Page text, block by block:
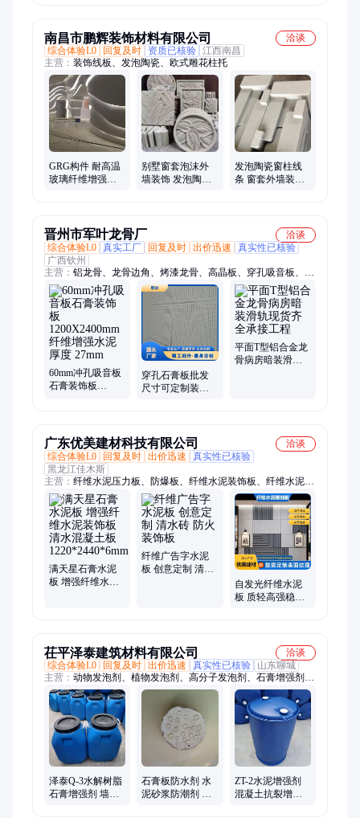
南昌市鹏辉装饰材料有限公司
洽谈
综合体验L0
回复及时 资质已核验 江西南昌
主营： 装饰线板、发泡陶瓷、欧式雕花柱托
GRG构件 耐高温
玻璃纤维增强石
别墅窗套泡沫外
墙装饰 发泡陶瓷
发泡陶瓷窗柱线
条 窗套外墙装饰
晋州市军叶龙骨厂
洽谈
综合体验L0 真实工厂 回复及时 出价迅速
真实性已核验
广西钦州
主营： 铝龙骨、龙骨边角、烤漆龙骨、高晶板、穿孔吸音板、矿
棉板、合金铝压条、医院转角轨道
60mm冲孔吸音板
石膏装饰板
穿孔石膏板批发
尺寸可定制装饰
平面T型铝合金龙
骨病房暗装滑轨
广东优美建材科技有限公司
洽谈
综合体验L0
回复及时 出价迅速
真实性已核验
黑龙江佳木斯
主营： 纤维水泥压力板、防爆板、纤维水泥装饰板、纤维水泥
板、硅酸钙板、楼板、水泥压力板、栈道板、防火板、轻质隔墙
板、钢结构楼板、水泥护墙板、水泥纤维板、洞洞板纤维板、屋
面架空隔热板、玻镁板、纤维水泥防爆板、水泥地板砖、硅酸盐
防火板、纤维水泥楼层板、纤维水泥泄爆墙板、微晶石栈道板、
硅晶石栈道板、泄爆墙
满天星石膏水泥
板 增强纤维水泥
纤维广告字水泥
板 创意定制 清水
自发光纤维水泥
板 质轻高强稳定
茌平泽泰建筑材料有限公司
洽谈
综合体验L0
回复及时 出价迅速 真实性已核验
山东聊城
主营： 动物发泡剂、植物发泡剂、高分子发泡剂、石膏增强剂、
水泥增强剂、复合型发泡剂、蛋白发泡剂、增韧剂、抗裂剂、流
平剂、有机硅防水剂、砂浆憎水剂、岩棉防水剂、水性脱模剂、
隔离剂、拆模剂、菱镁改性剂、硫镁改性剂、抗卤剂、后处理
剂、缓凝剂、促凝剂、消泡剂、早强剂
泽泰Q-3水解树脂
石膏增强剂 墙板
石膏板防水剂 水
泥砂浆防潮剂 泽
ZT-2水泥增强剂
混凝土抗裂增韧